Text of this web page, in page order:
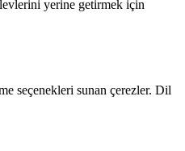
yerine getirmek için
seçenekleri sunan çerezler. Dil